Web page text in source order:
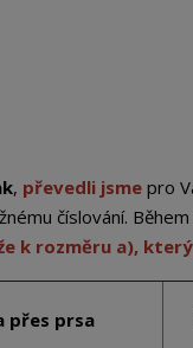
, převedli jsme pro
číslování.
k rozměru a),
přes prsa